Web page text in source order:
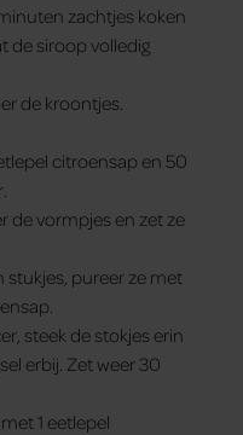
zachtjes koken
de siroop volledig
de kroontjes.
citroensap en 50
de vormpjes en zet ze
pureer ze met
steek de stokjes erin
erbij. Zet weer 30
1 eetlepel